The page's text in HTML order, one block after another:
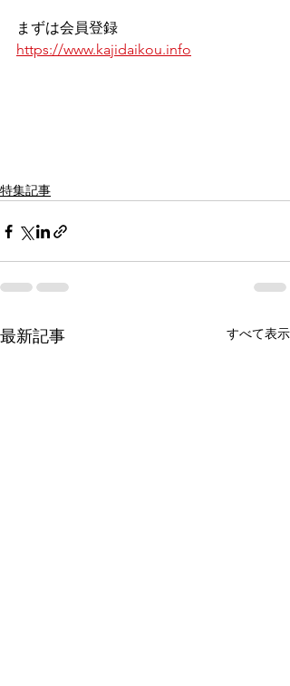
まずは会員登録
https://www.kajidaikou.info
特集記事
最新記事 すべて表示